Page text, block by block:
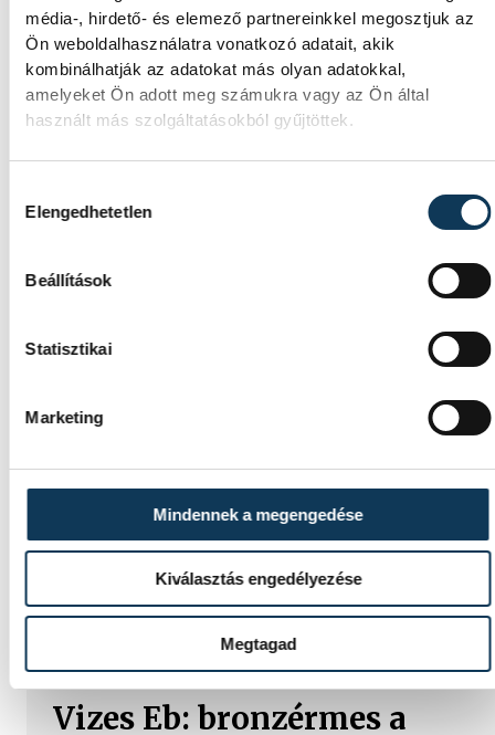
média-, hirdető- és elemező partnereinkkel megosztjuk az
Ön weboldalhasználatra vonatkozó adatait, akik
kombinálhatják az adatokat más olyan adatokkal,
amelyeket Ön adott meg számukra vagy az Ön által
használt más szolgáltatásokból gyűjtöttek.
Elengedhetetlen
Beállítások
Statisztikai
Marketing
Mindennek a megengedése
Kiválasztás engedélyezése
Megtagad
tudomány világát a
veszprémi gyerekek
Látványos kísérletek, kreatív feladatok és
sok-sok élmény várja a gyerekeket a
Balassa Marietta, a központ vezetője
mutatja be, hogyan teszik izgalmassá a
természettudományok megismerését.
SPORT
Súlyos sikerek küszöbén
Három VEDAC-os súlyemelő is bekerült az
Olimpiai Reménységek Versenyére (ORV)
készülő magyar válogatottba,
mindhárman remek formát mutattak az
elmúlt hétvégén.
Vizes Eb: bronzérmes a